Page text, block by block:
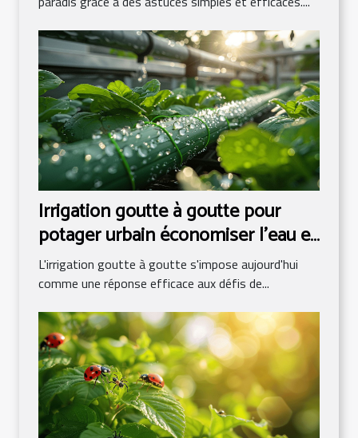
Irrigation goutte à goutte pour
potager urbain économiser l'eau et
booster la croissance
L'irrigation goutte à goutte s'impose aujourd'hui
comme une réponse efficace aux défis de...